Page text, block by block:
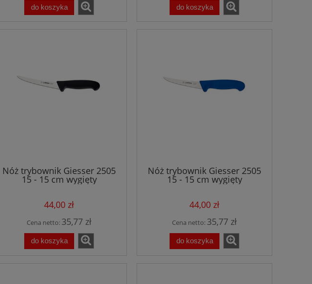
do koszyka do koszyka
Nóż trybownik Giesser 2505
15 - 15 cm wygięty
półelastyczny czarny
44,00 zł
Cena netto: 35,77 zł
do koszyka
Nóż trybownik Giesser 2505
15 - 15 cm wygięty
półelastyczny niebieski
44,00 zł
Cena netto: 35,77 zł
do koszyka